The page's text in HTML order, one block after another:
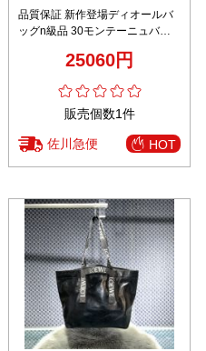
品質保証 新作登場ディオールバ
ッグn級品 30モンテーニュバッ
25060円
販売個数1件
佐川急便 HOT